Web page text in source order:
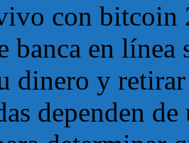
con bitcoin
banca en línea
dinero y
dependen